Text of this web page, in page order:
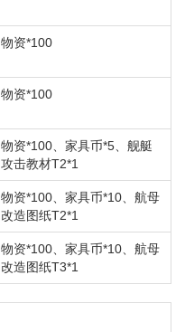
物资*100
物资*100
物资*100、家具币*5、舰艇
攻击教材T2*1
物资*100、家具币*10、航母
改造图纸T2*1
物资*100、家具币*10、航母
改造图纸T3*1